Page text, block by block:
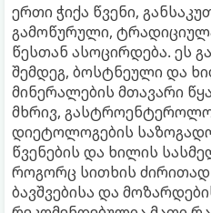
ერთი ჭიქა წვენი,
გამოწურული,
წესთან ასოცირდება. ეს
შემდეგ, ბოსტნეული და
მინერალების მთავარი
მხრივ,
დიეტოლოგების
წვენების და ხილის
როგორც სითხის
ბავშვებისა და